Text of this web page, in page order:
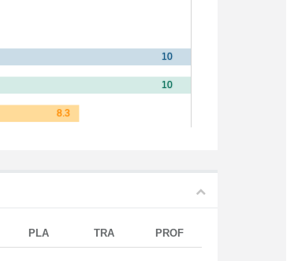
PLA TRA PROF